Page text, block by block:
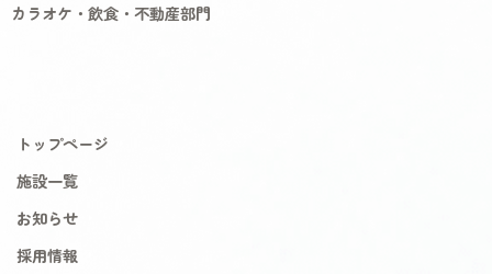
カラオケ・飲食・不動産部門
トップページ
施設一覧
お知らせ
採用情報